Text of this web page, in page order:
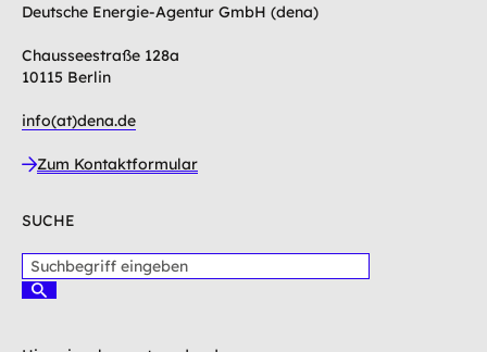
Deutsche Energie-Agentur GmbH (dena)
Chausseestraße 128a
10115 Berlin
info(at)dena.de
Zum Kontaktformular
SUCHE
u
S